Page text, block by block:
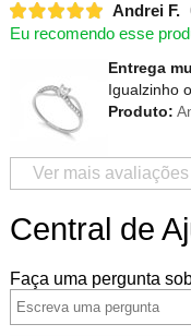
Andrei F.
Eu recomendo esse
Entrega
Igualzinho
Produto:
Ver mais avaliações
Central de
Faça uma pergunta